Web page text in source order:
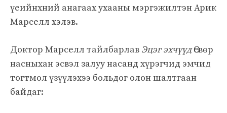
үеийнхний анагаах ухааны мэргэжилтэн Арик
Марселл хэлэв.
Доктор Марселл тайлбарлав Эцэг эхчүүдӨсвөр
насныхан эсвэл залуу насанд хүрэгчид эмчид
тогтмол үзүүлэхээ больдог олон шалтгаан
байдаг: